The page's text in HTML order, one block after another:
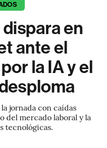
en
ante el
la IA y el
jornada con caídas
del mercado laboral y la
tecnológicas.